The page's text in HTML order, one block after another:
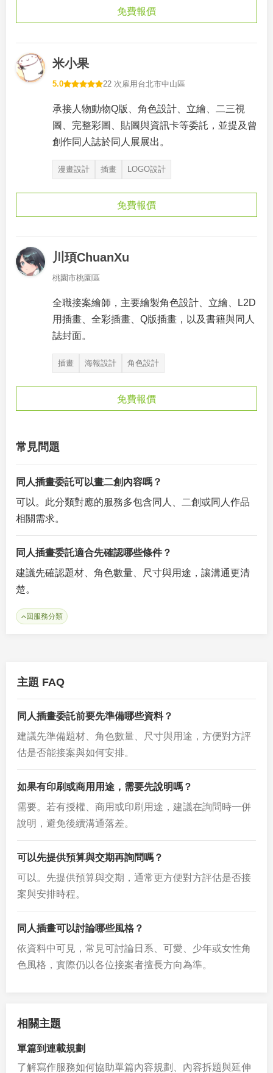
免費報價
米小果
5.0 22 次雇用 台北市中山區
承接人物動物Q版、角色設計、立繪、二三視
圖、完整彩圖、貼圖與資訊卡等委託，並提及曾
創作同人誌於同人展展出。
漫畫設計 插畫 LOGO設計
免費報價
川頊ChuanXu
桃園市桃園區
全職接案繪師，主要繪製角色設計、立繪、L2D
用插畫、全彩插畫、Q版插畫，以及書籍與同人
誌封面。
插畫 海報設計 角色設計
免費報價
常見問題
同人插畫委託可以畫二創內容嗎？
可以。此分類對應的服務多包含同人、二創或同人作品
相關需求。
同人插畫委託適合先確認哪些條件？
建議先確認題材、角色數量、尺寸與用途，讓溝通更清
楚。
回服務分類
主題 FAQ
同人插畫委託前要先準備哪些資料？
建議先準備題材、角色數量、尺寸與用途，方便對方評
估是否能接案與如何安排。
如果有印刷或商用用途，需要先說明嗎？
需要。若有授權、商用或印刷用途，建議在詢問時一併
說明，避免後續溝通落差。
可以先提供預算與交期再詢問嗎？
可以。先提供預算與交期，通常更方便對方評估是否接
案與安排時程。
同人插畫可以討論哪些風格？
依資料中可見，常見可討論日系、可愛、少年或女性角
色風格，實際仍以各位接案者擅長方向為準。
相關主題
單篇到連載規劃
了解寫作服務如何協助單篇內容規劃、內容拆題與延伸